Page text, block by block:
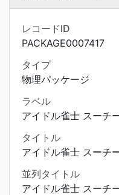
レコードID
PACKAGE0007417
タイプ
物理パッケージ
ラベル
アイドル雀士 スーチ
タイトル
アイドル雀士 スーチ
並列タイトル
アイドル雀士 スーチ